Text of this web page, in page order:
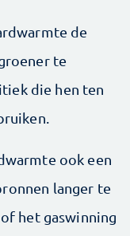
de
te
die hen ten
ook een
langer te
het gaswinning